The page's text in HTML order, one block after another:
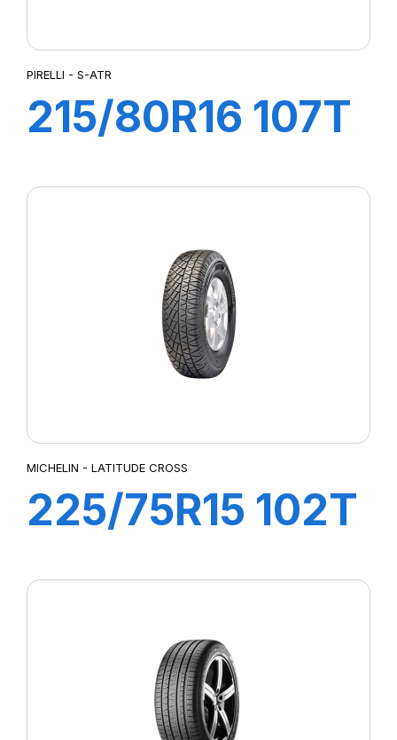
PIRELLI - S-ATR
215/80R16 107T
MICHELIN - LATITUDE CROSS
225/75R15 102T